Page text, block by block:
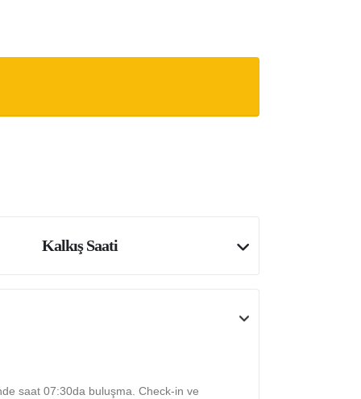
Kalkış Saati
saat 07:30da buluşma. Check-in ve